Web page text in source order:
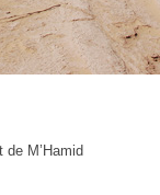
M’Hamid